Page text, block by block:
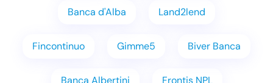
Banca d'Alba Land2lend
Fincontinuo Gimme5 Biver Banca
Banca Albertini Frontis NPL